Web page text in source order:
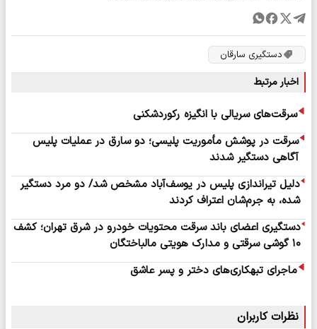
دستگیری سارقان
اخبار مرتبط
سرقت‌های سریالی با انگیزه رکوردشکنی
سرقت در پوشش مأموریت پلیسی؛ دو سارق در عملیات پلیس
آگاهی دستگیر شدند
دلیل تیراندازی پلیس در یوسف‌آباد مشخص شد/ دو مرد دستگیر
شده، به جرم‌شان اعتراف کردند
دستگیری اعضای باند سرقت محتویات خودرو در شرق تهران؛ کشف
۱۰ گوشی سرقتی و مدارک هویتی مالباختگان
ماجرای تبهکاری‌های دختر و پسر عاشق
نظرات کاربران